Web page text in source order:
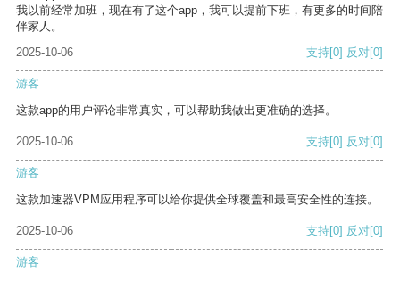
我以前经常加班，现在有了这个app，我可以提前下班，有更多的时间陪
伴家人。
2025-10-06
支持[0] 反对[0]
游客
这款app的用户评论非常真实，可以帮助我做出更准确的选择。
2025-10-06 支持[0] 反对[0]
游客
这款加速器VPM应用程序可以给你提供全球覆盖和最高安全性的连接。
2025-10-06 支持[0] 反对[0]
游客